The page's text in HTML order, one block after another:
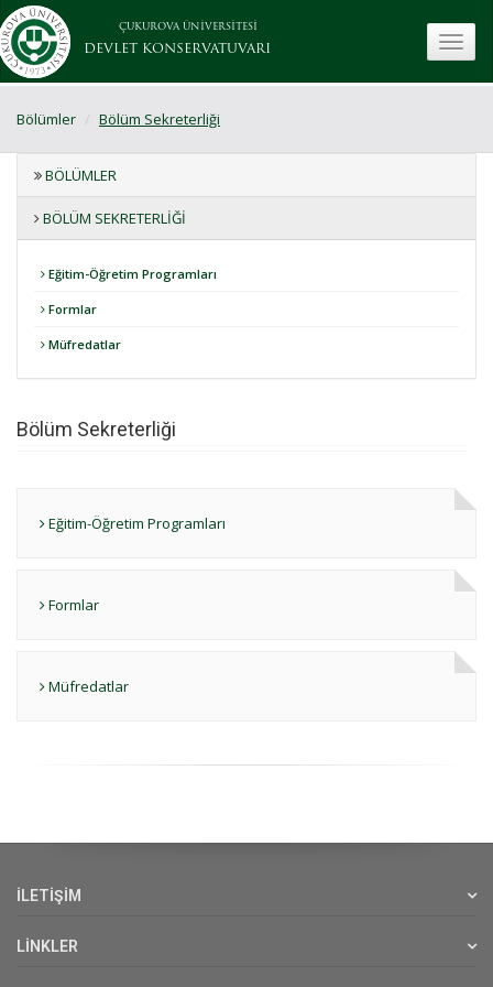
ÇUKUROVA ÜNİVERSİTESİ
DEVLET KONSERVATUVARI
Bölümler Bölüm Sekreterliği
BÖLÜMLER
BÖLÜM SEKRETERLIĞI
Eğitim-Öğretim Programları
Formlar
Müfredatlar
Bölüm Sekreterliği
Eğitim-Öğretim Programları
Formlar
Müfredatlar
İLETİŞİM
LİNKLER